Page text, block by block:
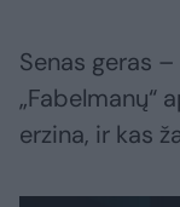
Senas geras
„Fabelmanų“
erzina, ir kas